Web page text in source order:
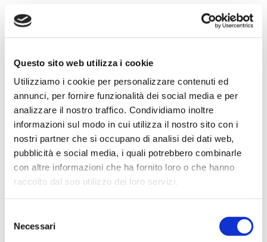
Questo sito web utilizza i cookie
Utilizziamo i cookie per personalizzare contenuti ed
annunci, per fornire funzionalità dei social media e per
analizzare il nostro traffico. Condividiamo inoltre
informazioni sul modo in cui utilizza il nostro sito con i
nostri partner che si occupano di analisi dei dati web,
pubblicità e social media, i quali potrebbero combinarle
con altre informazioni che ha fornito loro o che hanno
raccolto dal suo utilizzo dei loro servizi.
delNecessari
Struttura proponente:
'Irisacqua srl P.I./C.F. 01070220312. - Ufficio
Oggetto:
CANONE DEMANIALE EMUNGIMENTO
GO/IPD/529/1 DAL 01/01/2019 AL 31/12/2019
Elenco operatori invitati:
Procedura di scelta:
Affidamento ai sensi del Regolamento Generale
Aziendale per Lavori Servizi e Forniture
Aggiudicatario Nome: